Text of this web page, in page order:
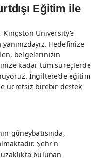
Eğitim ile
Kingston University’e
Hedefinize
belgelerinizin
kadar tüm süreçlerde
İngiltere’de eğitim
ücretsiz birebir destek
güneybatısında,
Şehrin
bulunan